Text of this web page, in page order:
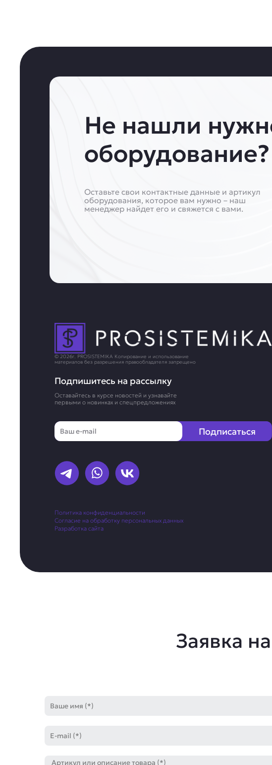
Не нашли
оборудование?
Оставьте свои контактные данные и артикул
оборудования, которое вам нужно – наш
менеджер найдет его и свяжется с вами.
© 2026г. PROSISTEMIKA Копирование и использование
материалов без разрешения правообладателя запрещено
Подпишитесь на рассылку
Оставайтесь в курсе новостей и узнавайте
первыми о новинках и спецпредложениях
Email
Подписаться
Политика конфиденциальности
Согласие на обработку персональных данных
Разработка сайта
Заявка
mail
Артикул